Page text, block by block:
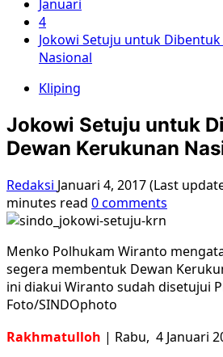
Januari
4
Jokowi Setuju untuk
Nasional
Kliping
Jokowi Setuju untuk
Dewan Kerukunan
Redaksi Januari 4, 2017 (Last
minutes read 0 comments
Menko Polhukam Wiranto
segera membentuk Dewan
ini diakui Wiranto sudah disetujui
Foto/SINDOphoto
Rakhmatulloh | Rabu, 4 Januari